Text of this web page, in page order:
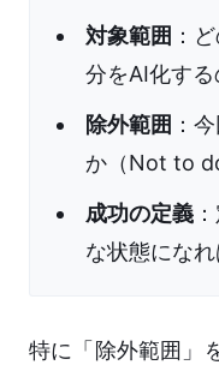
対象範囲 ：
分をAI化する
除外範囲 ：
か（Not to
成功の定義
な状態にな
特に「除外範囲」